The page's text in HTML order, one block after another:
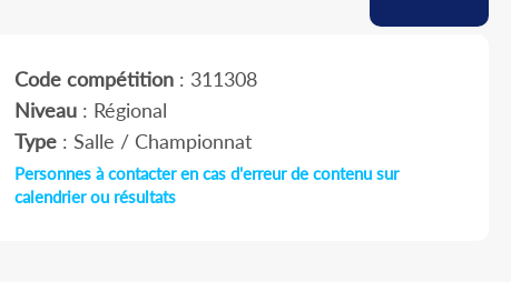
Code compétition: 311308
Niveau: Régional
Type: Salle / Championnat
Personnes à contacter en cas d'erreur de contenu sur
calendrier ou résultats